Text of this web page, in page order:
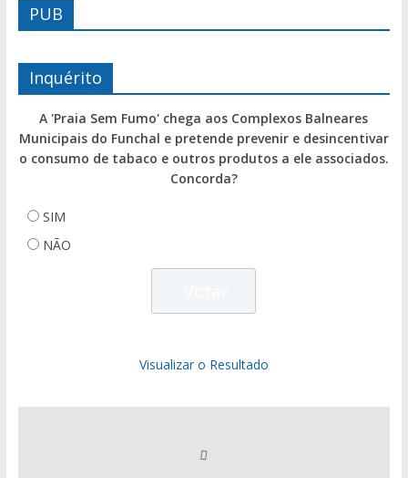
PUB
Inquérito
A 'Praia Sem Fumo' chega aos Complexos Balneares
Municipais do Funchal e pretende prevenir e desincentivar
o consumo de tabaco e outros produtos a ele associados.
Concorda?
SIM
NÃO
Visualizar o Resultado